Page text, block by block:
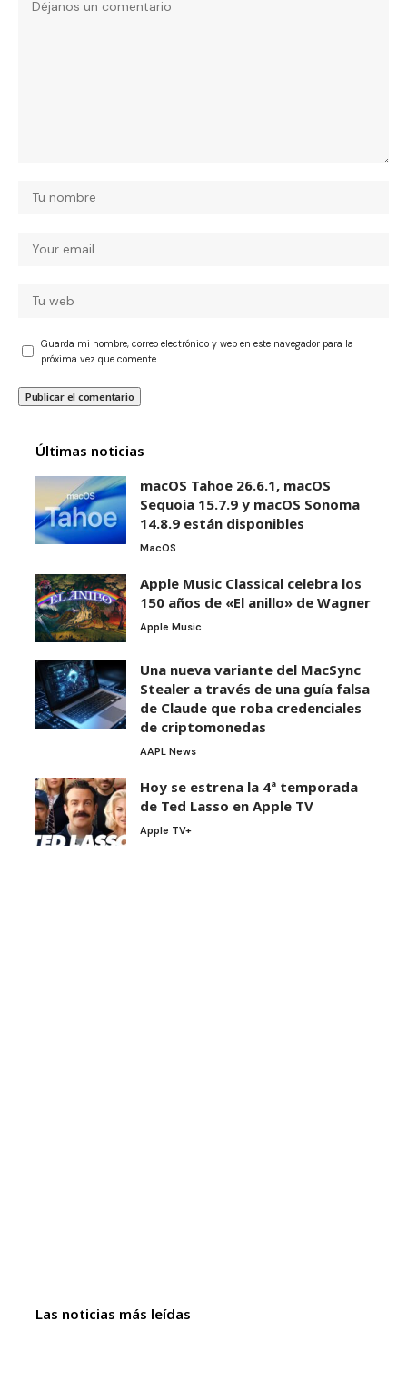
Guarda mi nombre, correo electrónico y web en este navegador para la
próxima vez que comente.
Últimas noticias
macOS Tahoe 26.6.1, macOS
Sequoia 15.7.9 y macOS Sonoma
14.8.9 están disponibles
MacOS
Apple Music Classical celebra los
150 años de «El anillo» de Wagner
Apple Music
Una nueva variante del MacSync
Stealer a través de una guía falsa
de Claude que roba credenciales
de criptomonedas
AAPL News
Hoy se estrena la 4ª temporada
de Ted Lasso en Apple TV
Apple TV+
Las noticias más leídas